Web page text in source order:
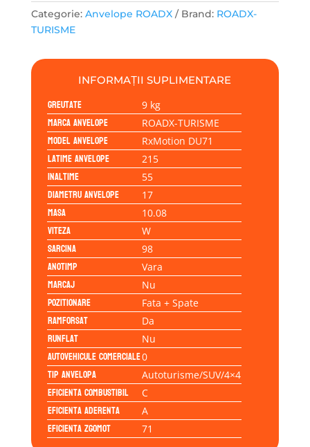
DU71
215/55R17
Categorie: Anvelope ROADX Brand: ROADX-
TURISME
INFORMAȚII SUPLIMENTARE
Greutate 9 kg
Marca anvelope ROADX-TURISME
Model anvelope RxMotion DU71
Latime anvelope 215
Inaltime 55
Diametru anvelope 17
Masa 10.08
Viteza W
Sarcina 98
Anotimp Vara
Marcaj Nu
Pozitionare Fata + Spate
Ramforsat Da
Runflat Nu
Autovehicule comerciale0
Tip anvelopa Autoturisme/SUV/4×4
Eficienta Combustibil C
Eficienta Aderenta A
Eficienta Zgomot 71